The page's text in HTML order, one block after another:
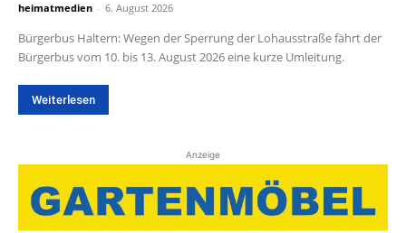
heimatmedien - 6. August 2026
Bürgerbus Haltern: Wegen der Sperrung der Lohausstraße fährt der
Bürgerbus vom 10. bis 13. August 2026 eine kurze Umleitung.
Weiterlesen
Anzeige